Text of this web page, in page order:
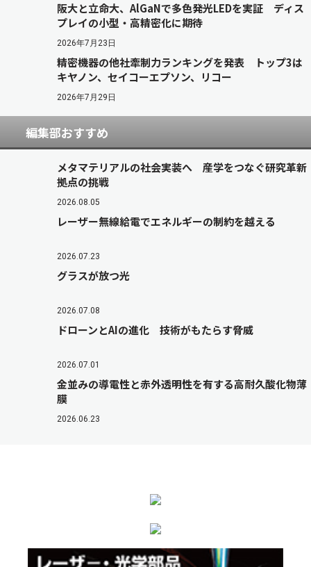
阪大と立命大、AlGaNで多色発光LEDを実証 ディス
プレイの小型・高精密化に期待
2026年7月23日
精密機器の他社牽制力ランキングを発表 トップ3は
キヤノン、セイコーエプソン、リコー
2026年7月29日
編集部おすすめ
メタマテリアルの社会実装へ 産学をつなぐ研究革新
拠点の挑戦
2026.08.05
レーザー無線給電でエネルギーの制約を越える
2026.07.23
グラスが放つ光
2026.07.08
ドローンとAIの進化 技術がもたらす脅威
2026.07.01
金並みの導電性と赤外透明性を有する高耐久酸化物薄
膜
2026.06.23